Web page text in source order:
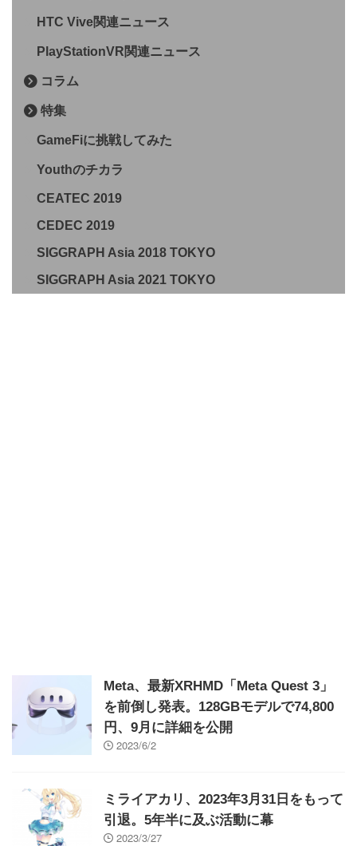
HTC Vive関連ニュース
PlayStationVR関連ニュース
コラム
特集
GameFiに挑戦してみた
Youthのチカラ
CEATEC 2019
CEDEC 2019
SIGGRAPH Asia 2018 TOKYO
SIGGRAPH Asia 2021 TOKYO
Meta、最新XRHMD「Meta Quest 3」
を前倒し発表。128GBモデルで74,800
円、9月に詳細を公開
2023/6/2
ミライアカリ、2023年3月31日をもって
引退。5年半に及ぶ活動に幕
2023/3/27